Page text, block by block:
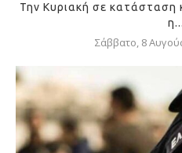
Την Κυριακή σε κατάσταση
η...
Σάββατο, 8